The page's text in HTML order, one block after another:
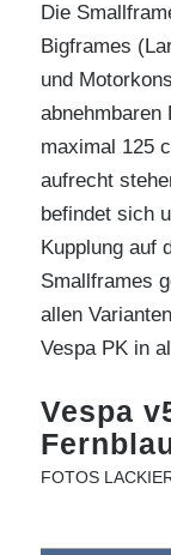
Die
Bigframes
und
abnehmbaren
maximal 125
aufrecht
befindet sich
Kupplung auf
Smallframes
allen
Vespa PK in
Vespa
FOTOS